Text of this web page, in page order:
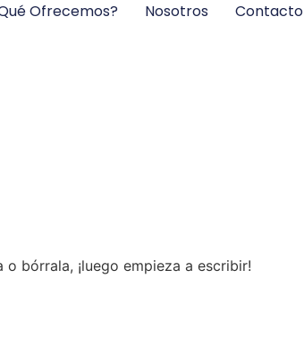
Ofrecemos? Nosotros Contacto
bórrala, ¡luego empieza a escribir!